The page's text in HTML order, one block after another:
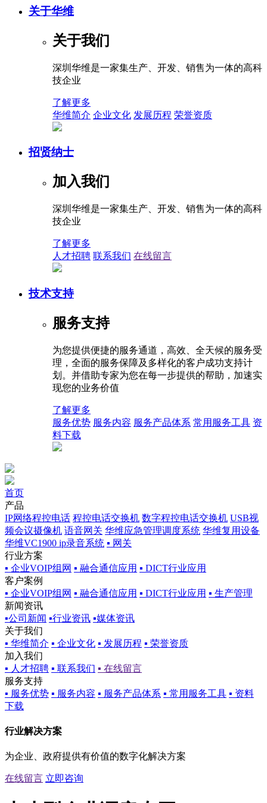
关于华维
关于我们
深圳华维是一家集生产、开发、销售为一体的高科
技企业
了解更多
华维简介 企业文化 发展历程 荣誉资质
招贤纳士
加入我们
深圳华维是一家集生产、开发、销售为一体的高科
技企业
了解更多
人才招聘 联系我们 在线留言
技术支持
服务支持
为您提供便捷的服务通道，高效、全天候的服务受
理，全面的服务保障及多样化的客户成功支持计
划。并借助专家为您在每一步提供的帮助，加速实
现您的业务价值
了解更多
服务优势 服务内容 服务产品体系 常用服务工具 资
料下载
首页
产品
IP网络程控电话 程控电话交换机 数字程控电话交换机 USB视
频会议摄像机 语音网关 华维应急管理调度系统 华维复用设备
华维VC1900 ip录音系统 ▪ 网关
行业方案
▪ 企业VOIP组网 ▪ 融合通信应用 ▪ DICT行业应用
客户案例
▪ 企业VOIP组网 ▪ 融合通信应用 ▪ DICT行业应用 ▪ 生产管理
新闻资讯
▪公司新闻 ▪行业资讯 ▪媒体资讯
关于我们
▪ 华维简介 ▪ 企业文化 ▪ 发展历程 ▪ 荣誉资质
加入我们
▪ 人才招聘 ▪ 联系我们 ▪ 在线留言
服务支持
▪ 服务优势 ▪ 服务内容 ▪ 服务产品体系 ▪ 常用服务工具 ▪ 资料
下载
行业解决方案
为企业、政府提供有价值的数字化解决方案
在线留言 立即咨询